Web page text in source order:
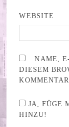
WEBSITE
NAME,
DIESEM
JA, FÜGE
HINZU!